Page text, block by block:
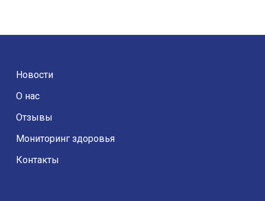
Новости
О нас
Отзывы
Мониторинг здоровья
Контакты